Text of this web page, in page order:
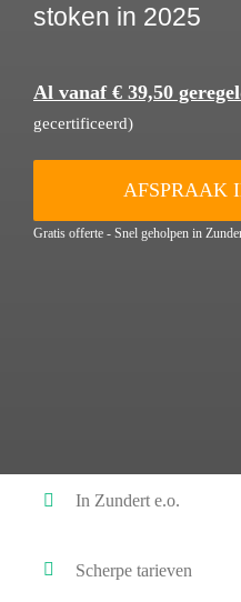
stoken in 2025
Al vanaf € 39,50
gecertificeerd)
AFSPRAAK
Gratis offerte - Snel geholpen in
In Zundert e.o.
Scherpe tarieven